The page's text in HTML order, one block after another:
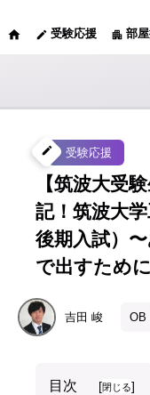
home edit 受験応援 apartment 部
create 受験応援
【筑波大受
記！筑波大
後期入試）
で出すため
吉田 峻 OB
目次 [閉じる]